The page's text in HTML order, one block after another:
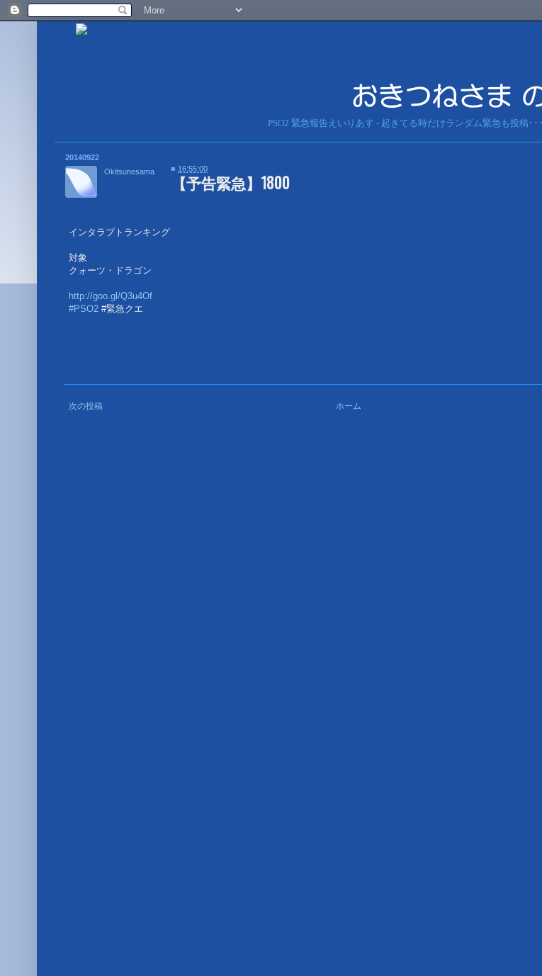
PSO2 緊急報告えいりあす - 起きてる時だけランダム緊急も投稿･･･
20140922
【予告緊急】1800
インタラプトランキング
対象
クォーツ・ドラゴン
http://goo.gl/Q3u4Of
#PSO2 #緊急クエ
Okitsunesama ■ 16:55:00
次の投稿 ホーム